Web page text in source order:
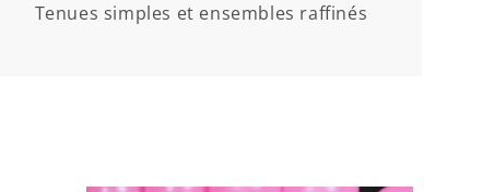
Tenues simples et ensembles raffinés